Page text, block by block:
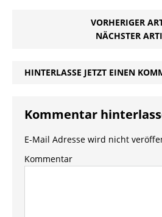
VORHERIGER
NÄCHSTER
HINTERLASSE JETZT EINEN
Kommentar
E-Mail Adresse wird nicht
Kommentar